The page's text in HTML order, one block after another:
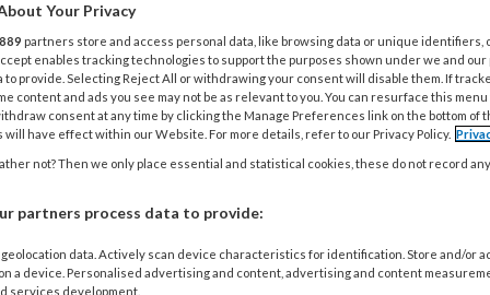
2025 NIEUWS
handen Eindexamenstress en
dan je denkt
zachte aanraking zorgen voor ontspanning, verbinding
Your Privacy
889 partners store and access personal data, like browsing data or unique identifiers,
enables tracking technologies to support the purposes shown under we and
to provide. Selecting Reject All or withdrawing your consent will disable them. If
content and ads you see may not be as relevant to you. You can resurface this
consent at any time by clicking the Manage Preferences link on the bottom of
will have effect within our Website. For more details, refer to our Privacy Policy.
not? Then we only place essential and statistical cookies, these do not record
partners process data to provide:
data. Actively scan device characteristics for identification. Store and/or
a device. Personalised advertising and content, advertising and content
services development.